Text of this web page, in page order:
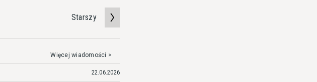
Starszy
Więcej wiadomości >
22.06.2026